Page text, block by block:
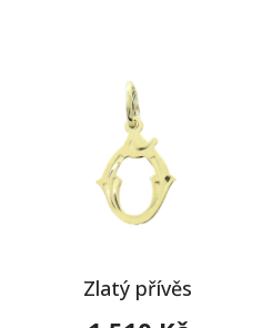
Zlatý přívěs